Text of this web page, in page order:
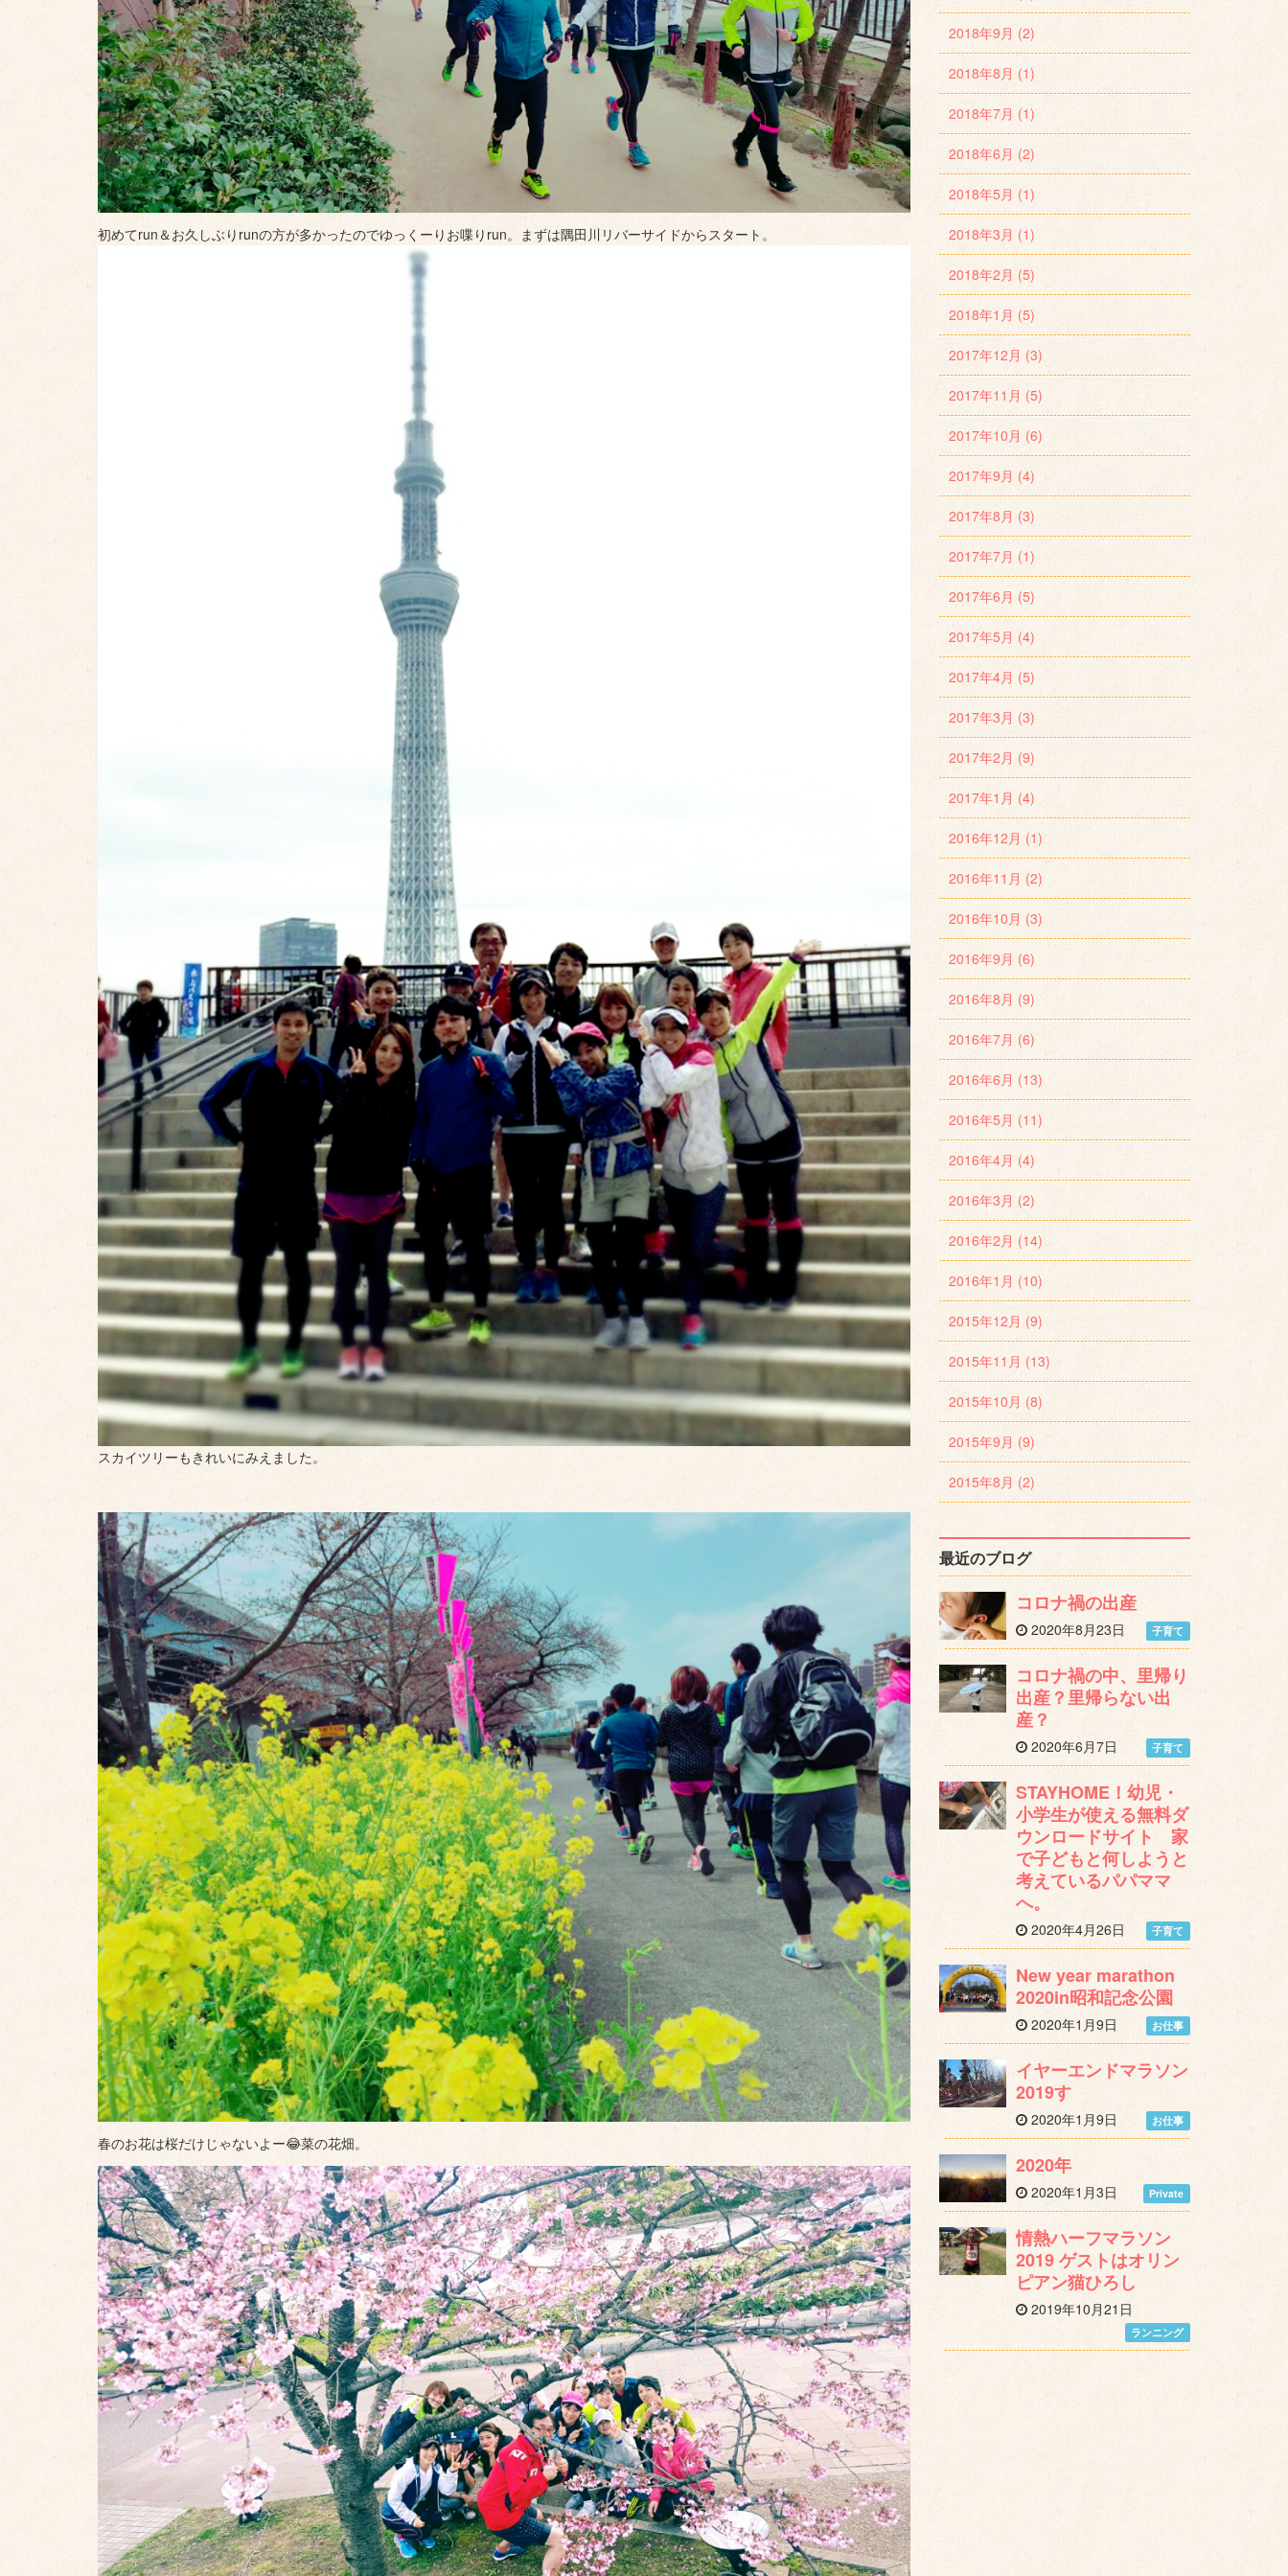
初めてrun＆お久しぶりrunの方が多かったのでゆっくーりお喋りrun。まずは隅田川リバーサイドからスタート。
スカイツリーもきれいにみえました。
春のお花は桜だけじ ゃないよー😂菜の花畑。
2018年9月 (2)
2018年8月 (1)
2018年7月 (1)
2018年6月 (2)
2018年5月 (1)
2018年3月 (1)
2018年2月 (5)
2018年1月 (5)
2017年12月 (3)
2017年11月 (5)
2017年10月 (6)
2017年9月 (4)
2017年8月 (3)
2017年7月 (1)
2017年6月 (5)
2017年5月 (4)
2017年4月 (5)
2017年3月 (3)
2017年2月 (9)
2017年1月 (4)
2016年12月 (1)
2016年11月 (2)
2016年10月 (3)
2016年9月 (6)
2016年8月 (9)
2016年7月 (6)
2016年6月 (13)
2016年5月 (11)
2016年4月 (4)
2016年3月 (2)
2016年2月 (14)
2016年1月 (10)
2015年12月 (9)
2015年11月 (13)
2015年10月 (8)
2015年9月 (9)
2015年8月 (2)
最近のブログ
コロナ禍の出産
2020年8月23日 子育て
コロナ禍の中、里帰り
出産？里帰らない出
産？
2020年6月7日 子育て
STAYHOME！幼児・
小学生が使える無料ダ
ウンロードサイト 家
で子どもと何しようと
考えているパパママ
へ。
2020年4月26日 子育て
New year marathon
2020in昭和記念公園
2020年1月9日 お仕事
イヤーエンドマラソン
2019す
2020年1月9日 お仕事
2020年
2020年1月3日 Private
情熱ハーフマラソン
2019 ゲストはオリン
ピアン猫ひろし
2019年10月21日
ランニング